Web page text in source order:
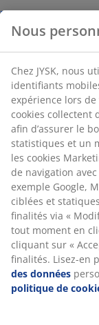
Nous
Chez JYSK, nous
identifiants
expérience lors
cookies collectent
afin d’assurer le
statistiques et un
les cookies
de navigation
exemple Google,
ciblées et
finalités via «
tout moment en
cliquant sur «
finalités. Lisez-en
des données
politique de